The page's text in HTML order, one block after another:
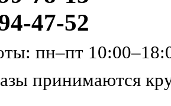
47-52
пн–пт
принимаются